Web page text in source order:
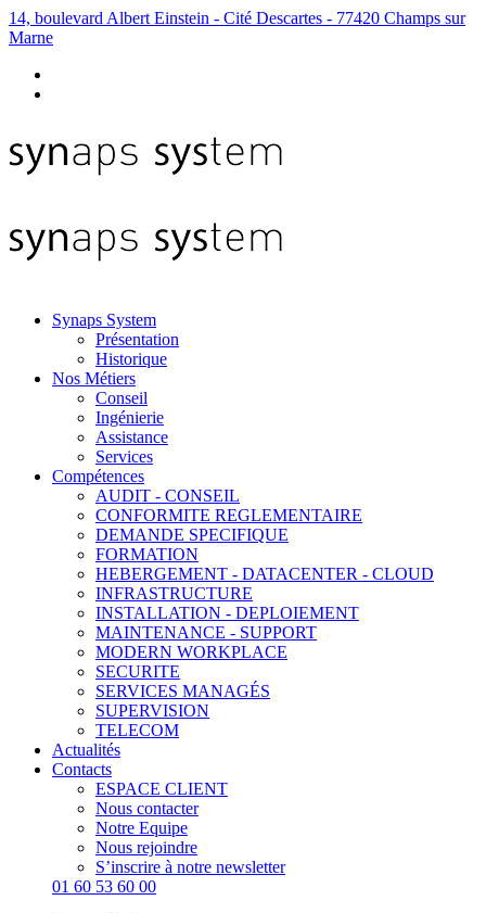
14, boulevard Albert Einstein - Cité Descartes - 77420 Champs sur
Marne
Synaps System
Présentation
Historique
Nos Métiers
Conseil
Ingénierie
Assistance
Services
Compétences
AUDIT - CONSEIL
CONFORMITE REGLEMENTAIRE
DEMANDE SPECIFIQUE
FORMATION
HEBERGEMENT - DATACENTER - CLOUD
INFRASTRUCTURE
INSTALLATION - DEPLOIEMENT
MAINTENANCE - SUPPORT
MODERN WORKPLACE
SECURITE
SERVICES MANAGÉS
SUPERVISION
TELECOM
Actualités
Contacts
ESPACE CLIENT
Nous contacter
Notre Equipe
Nous rejoindre
S’inscrire à notre newsletter
01 60 53 60 00